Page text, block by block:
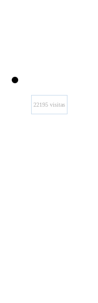
22195 visitas